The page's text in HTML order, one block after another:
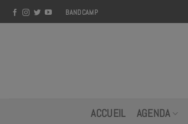
Skip
to
BANDCAMP
ACCUEIL AGENDA